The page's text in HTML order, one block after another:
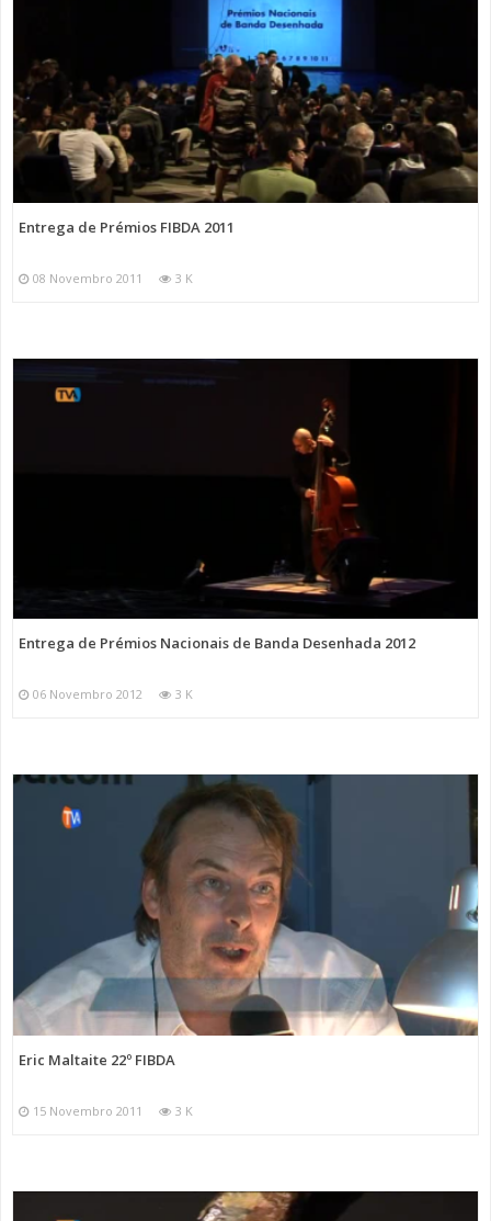
Entrega de Prémios FIBDA 2011
08 Novembro 2011 3 K
Entrega de Prémios Nacionais de Banda Desenhada 2012
06 Novembro 2012 3 K
Eric Maltaite 22º FIBDA
15 Novembro 2011 3 K